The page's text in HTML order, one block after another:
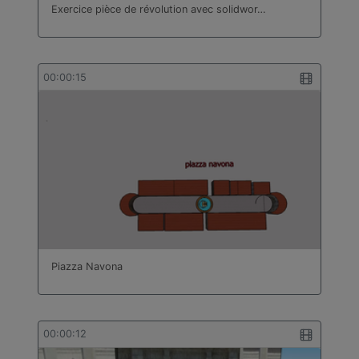
Exercice pièce de révolution avec solidwor…
00:00:15
Piazza Navona
00:00:12
bâtiment
Technologie
Turc